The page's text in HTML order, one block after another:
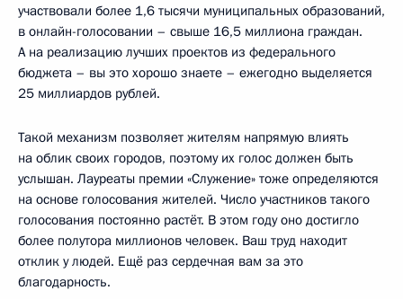
участвовали более 1,6 тысячи муниципальных образований,
в онлайн-голосовании – свыше 16,5 миллиона граждан.
А на реализацию лучших проектов из федерального
бюджета – вы это хорошо знаете – ежегодно выделяется
25 миллиардов рублей.
Такой механизм позволяет жителям напрямую влиять
на облик своих городов, поэтому их голос должен быть
услышан. Лауреаты премии «Служение» тоже определяются
на основе голосования жителей. Число участников такого
голосования постоянно растёт. В этом году оно достигло
более полутора миллионов человек. Ваш труд находит
отклик у людей. Ещё раз сердечная вам за это
благодарность.